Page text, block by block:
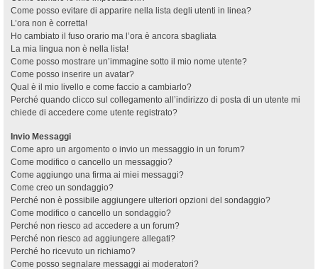
Come posso evitare di apparire nella lista degli utenti in linea?
L’ora non è corretta!
Ho cambiato il fuso orario ma l’ora è ancora sbagliata
La mia lingua non è nella lista!
Come posso mostrare un’immagine sotto il mio nome utente?
Come posso inserire un avatar?
Qual è il mio livello e come faccio a cambiarlo?
Perché quando clicco sul collegamento all’indirizzo di posta di un utente mi
chiede di accedere come utente registrato?
Invio Messaggi
Come apro un argomento o invio un messaggio in un forum?
Come modifico o cancello un messaggio?
Come aggiungo una firma ai miei messaggi?
Come creo un sondaggio?
Perché non è possibile aggiungere ulteriori opzioni del sondaggio?
Come modifico o cancello un sondaggio?
Perché non riesco ad accedere a un forum?
Perché non riesco ad aggiungere allegati?
Perché ho ricevuto un richiamo?
Come posso segnalare messaggi ai moderatori?